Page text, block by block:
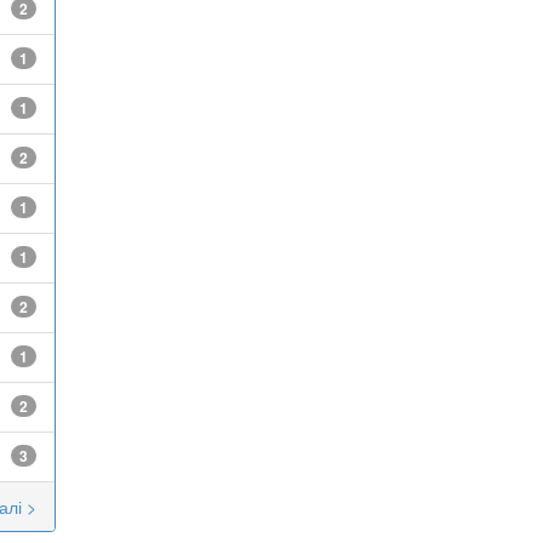
2
1
1
2
1
1
2
1
2
3
>